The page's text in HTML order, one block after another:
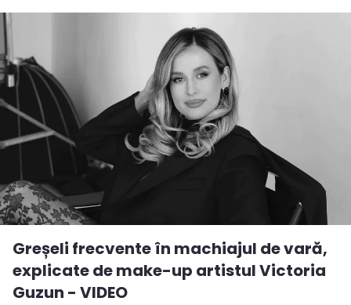
Greșeli frecvente în machiajul de vară,
explicate de make-up artistul Victoria
Guzun - VIDEO